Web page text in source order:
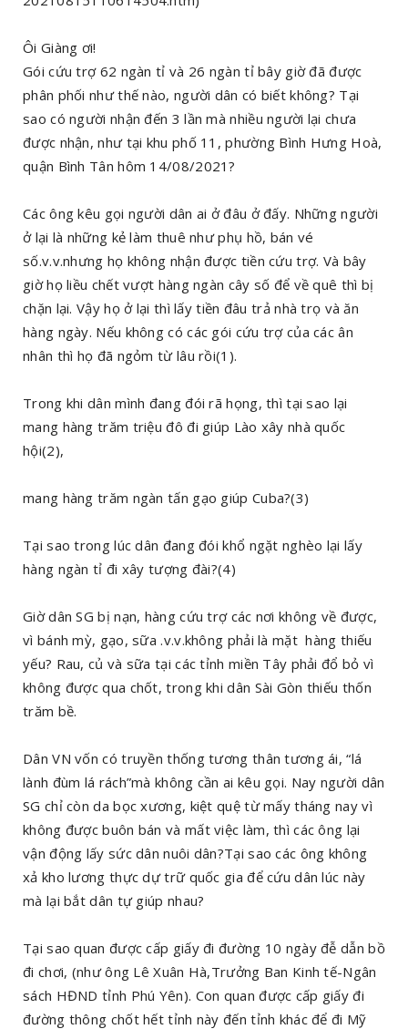
Ôi Giàng ơi!
Gói cứu trợ 62 ngàn tỉ và 26 ngàn tỉ bây giờ đã được
phân phối như thế nào, người dân có biết không? Tại
sao có người nhận đến 3 lần mà nhiều người lại chưa
được nhận, như tại khu phố 11, phường Bình Hưng Hoà,
quận Bình Tân hôm 14/08/2021?
Các ông kêu gọi người dân ai ở đâu ở đấy. Những người
ở lại là những kẻ làm thuê như phụ hồ, bán vé
số.v.v.nhưng họ không nhận được tiền cứu trợ. Và bây
giờ họ liều chết vượt hàng ngàn cây số để về quê thì bị
chặn lại. Vậy họ ở lại thì lấy tiền đâu trả nhà trọ và ăn
hàng ngày. Nếu không có các gói cứu trợ của các ân
nhân thì họ đã ngỏm từ lâu rồi(1).
Trong khi dân mình đang đói rã họng, thì tại sao lại
mang hàng trăm triệu đô đi giúp Lào xây nhà quốc
hội(2),
mang hàng trăm ngàn tấn gạo giúp Cuba?(3)
Tại sao trong lúc dân đang đói khổ ngặt nghèo lại lấy
hàng ngàn tỉ đi xây tượng đài?(4)
Giờ dân SG bị nạn, hàng cứu trợ các nơi không về được,
vì bánh mỳ, gạo, sữa .v.v.không phải là mặt hàng thiếu
yếu? Rau, củ và sữa tại các tỉnh miền Tây phải đổ bỏ vì
không được qua chốt, trong khi dân Sài Gòn thiếu thốn
trăm bề.
Dân VN vốn có truyền thống tương thân tương ái, “lá
lành đùm lá rách”mà không cần ai kêu gọi. Nay người dân
SG chỉ còn da bọc xương, kiệt quệ từ mấy tháng nay vì
không được buôn bán và mất việc làm, thì các ông lại
vận động lấy sức dân nuôi dân?Tại sao các ông không
xả kho lương thực dự trữ quốc gia để cứu dân lúc này
mà lại bắt dân tự giúp nhau?
Tại sao quan được cấp giấy đi đường 10 ngày đễ dẫn bồ
đi chơi, (như ông Lê Xuân Hà,Trưởng Ban Kinh tế-Ngân
sách HĐND tỉnh Phú Yên). Con quan được cấp giấy đi
đường thông chốt hết tỉnh này đến tỉnh khác để đi Mỹ